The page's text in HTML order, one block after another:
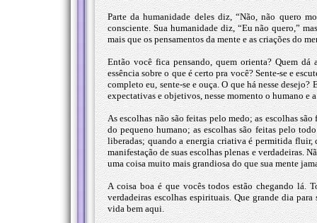
Parte da humanidade deles diz, “Não, não quero
consciente. Sua humanidade diz, “Eu não quero,”
mais que os pensamentos da mente e as criações do
Então você fica pensando, quem orienta? Quem dá
essência sobre o que é certo pra você? Sente-se e
completo eu, sente-se e ouça. O que há nesse
expectativas e objetivos, nesse momento o humano e
As escolhas não são feitas pelo medo; as escolhas
do pequeno humano; as escolhas são feitas pelo
liberadas; quando a energia criativa é permitida fluir,
manifestação de suas escolhas plenas e verdadeiras.
uma coisa muito mais grandiosa do que sua mente
A coisa boa é que vocês todos estão chegando lá.
verdadeiras escolhas espirituais. Que grande dia
vida bem aqui.